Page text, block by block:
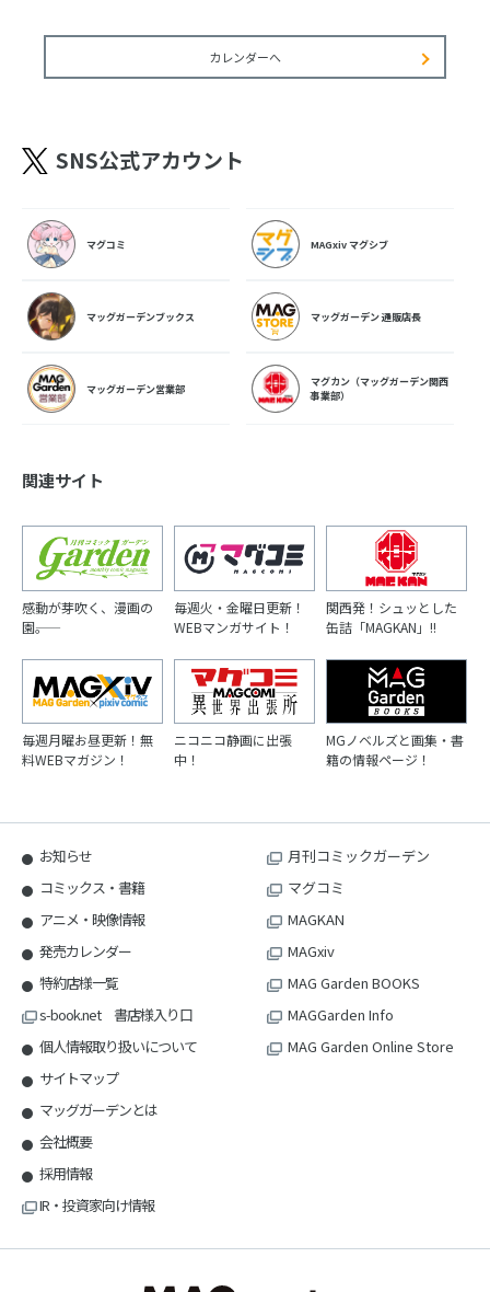
カレンダーへ
SNS公式アカウント
マグコミ MAGxiv マグシブ
マッグガーデンブックス マッグガーデン 通販店長
マッグガーデン営業部
マグカン（マッグガーデン関西
事業部）
関連サイト
感動が芽吹く、漫画の
園――。
毎週火・金曜日更新！
WEBマンガサイト！
関西発！シュッとした
缶詰「MAGKAN」!!
毎週月曜お昼更新！無
料WEBマガジン！
ニコニコ静画に出張
中！
MGノベルズと画集・書
籍の情報ページ！
お知らせ
コミックス・書籍
アニメ・映像情報
発売カレンダー
特約店様一覧
s-book.net 書店様入り口
個人情報取り扱いについて
サイトマップ
マッグガーデンとは
会社概要
採用情報
IR・投資家向け情報
月刊コミックガーデン
マグコミ
MAGKAN
MAGxiv
MAG Garden BOOKS
MAGGarden Info
MAG Garden Online Store